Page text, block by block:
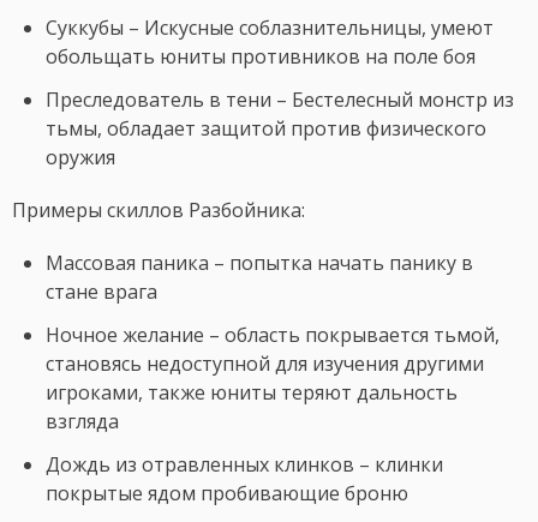
Суккубы – Искусные соблазнительницы, умеют
обольщать юниты противников на поле боя
Преследователь в тени – Бестелесный монстр из
тьмы, обладает защитой против физического
оружия
Примеры скиллов Разбойника:
Массовая паника – попытка начать панику в
стане врага
Ночное желание – область покрывается тьмой,
становясь недоступной для изучения другими
игроками, также юниты теряют дальность
взгляда
Дождь из отравленных клинков – клинки
покрытые ядом пробивающие броню